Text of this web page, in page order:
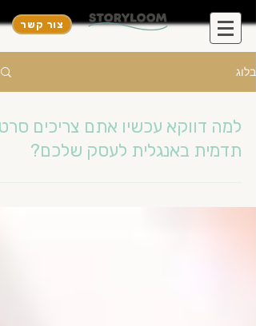
צור קשר
בלוג
למה דווקא עכשיו אתם צריכים
תדמית באנגלית לעסק שלכם?